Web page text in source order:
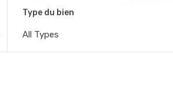
Type du bien
All Types